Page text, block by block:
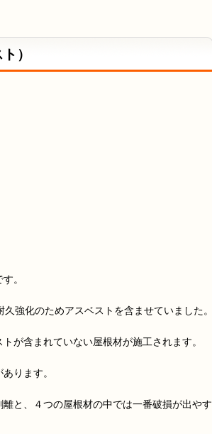
）
。
強化のためアスベストを含ませていました。
が含まれていない屋根材が施工されます。
ります。
と、４つの屋根材の中では一番破損が出やす